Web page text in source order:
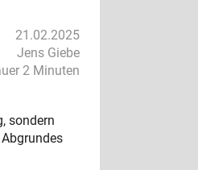
21.02.2025
Jens Giebe
2 Minuten
sondern